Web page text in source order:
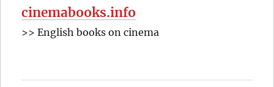
cinemabooks.info
>> English books on cinema